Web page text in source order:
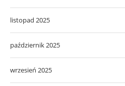
listopad 2025
październik 2025
wrzesień 2025